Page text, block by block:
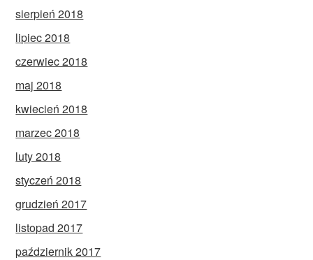
sierpień 2018
lipiec 2018
czerwiec 2018
maj 2018
kwiecień 2018
marzec 2018
luty 2018
styczeń 2018
grudzień 2017
listopad 2017
październik 2017